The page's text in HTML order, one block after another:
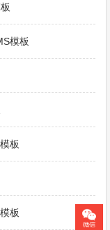
模板
板
板